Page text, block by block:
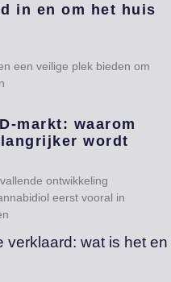
in en om het huis
een veilige plek bieden om
markt: waarom
wordt
ontwikkeling
eerst vooral in